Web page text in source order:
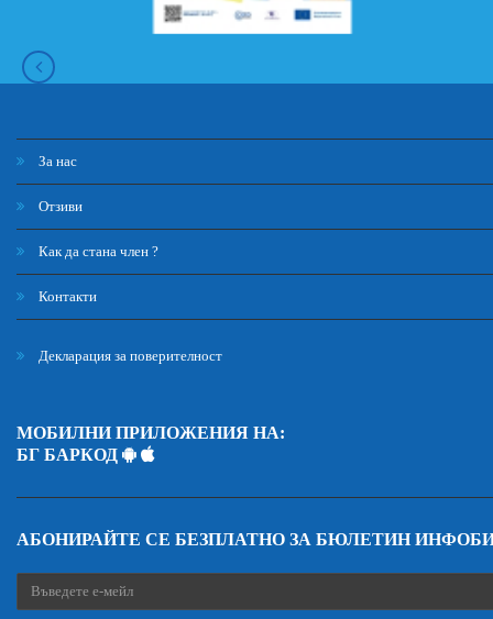
За нас
Отзиви
Как да стана член ?
Контакти
Декларация за поверителност
МОБИЛНИ ПРИЛОЖЕНИЯ НА:
БГ БАРКОД
АБОНИРАЙТЕ СЕ БЕЗПЛАТНО ЗА БЮЛЕТИН